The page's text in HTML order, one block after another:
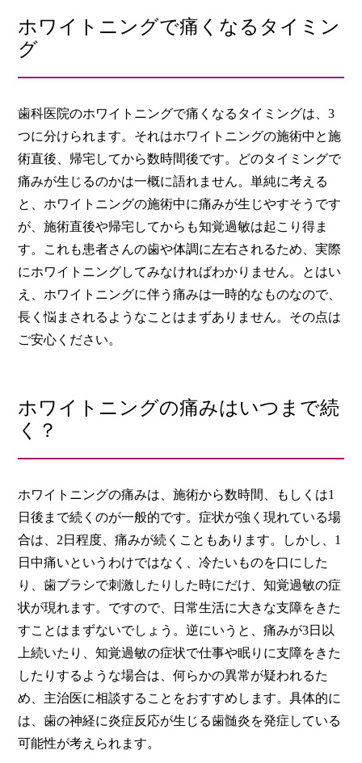
ホワイトニングで痛くなるタイミン
グ
歯科医院のホワイトニングで痛くなるタイミングは、3
つに分けられます。それはホワイトニングの施術中と施
術直後、帰宅してから数時間後です。どのタイミングで
痛みが生じるのかは一概に語れません。単純に考える
と、ホワイトニングの施術中に痛みが生じやすそうです
が、施術直後や帰宅してからも知覚過敏は起こり得ま
す。これも患者さんの歯や体調に左右されるため、実際
にホワイトニングしてみなければわかりません。とはい
え、ホワイトニングに伴う痛みは一時的なものなので、
長く悩まされるようなことはまずありません。その点は
ご安心ください。
ホワイトニングの痛みはいつまで続
く？
ホワイトニングの痛みは、施術から数時間、もしくは1
日後まで続くのが一般的です。症状が強く現れている場
合は、2日程度、痛みが続くこともあります。しかし、1
日中痛いというわけではなく、冷たいものを口にした
り、歯ブラシで刺激したりした時にだけ、知覚過敏の症
状が現れます。ですので、日常生活に大きな支障をきた
すことはまずないでしょう。逆にいうと、痛みが3日以
上続いたり、知覚過敏の症状で仕事や眠りに支障をきた
したりするような場合は、何らかの異常が疑われるた
め、主治医に相談することをおすすめします。具体的に
は、歯の神経に炎症反応が生じる歯髄炎を発症している
可能性が考えられます。